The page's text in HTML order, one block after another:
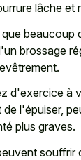
lâche et
beaucoup
brossage
d'exercice à
l'épuiser,
plus graves.
souffrir